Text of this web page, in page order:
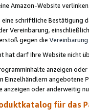
Amazon-Website
eine schriftliche
Vereinbarung,
gegen die Vereinbarung
hat darf Ihre Website nicht
anzeigen
Einzelhändlern
oder anderweitig
für das